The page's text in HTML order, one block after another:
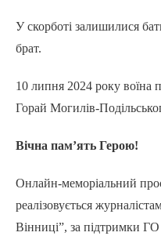
У скорботі залишилися
брат.
10 липня 2024 року воїна
Горай Могилів-
Вічна пам’ять Герою!
Онлайн-меморіальний
реалізовується
Вінниці”, за підтримки